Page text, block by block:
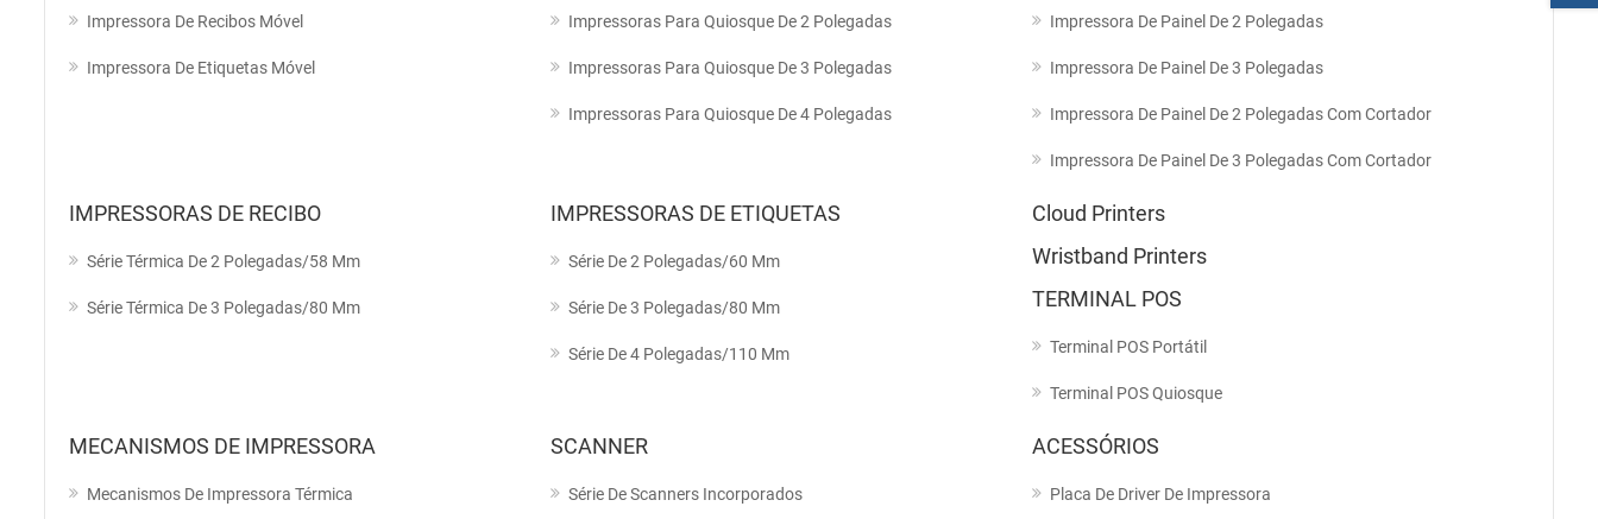
Impressora De Recibos Móvel
Impressora De Etiquetas Móvel
Impressoras Para Quiosque De 2 Polegadas
Impressoras Para Quiosque De 3 Polegadas
Impressoras Para Quiosque De 4 Polegadas
Impressora De Painel De 2 Polegadas
Impressora De Painel De 3 Polegadas
Impressora De Painel De 2 Polegadas Com Cortador
Impressora De Painel De 3 Polegadas Com Cortador
IMPRESSORAS DE RECIBO
Série Térmica De 2 Polegadas/58 Mm
Série Térmica De 3 Polegadas/80 Mm
IMPRESSORAS DE ETIQUETAS
Série De 2 Polegadas/60 Mm
Série De 3 Polegadas/80 Mm
Série De 4 Polegadas/110 Mm
Cloud Printers
Wristband Printers
TERMINAL POS
Terminal POS Portátil
Terminal POS Quiosque
MECANISMOS DE IMPRESSORA
Mecanismos De Impressora Térmica
SCANNER
Série De Scanners Incorporados
ACESSÓRIOS
Placa De Driver De Impressora